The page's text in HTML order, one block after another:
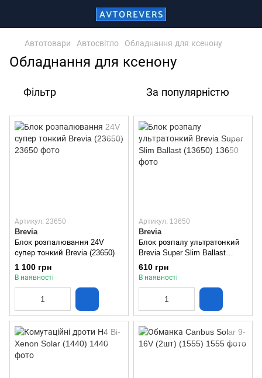
Автотовари Автосвітло Обладнання для ксенону
Обладнання для ксенону
Фільтр За популярністю
Артикул: 23650
Brevia
Блок розпалювання 24V
супер тонкий Brevia (23650)
1 100 грн
В наявності
Артикул: 13650
Brevia
Блок розпалу ультратонкий
Brevia Super Slim Ballast
(13650)
610 грн
В наявності